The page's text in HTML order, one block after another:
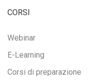
CORSI
Webinar
E-Learning
Corsi di preparazione